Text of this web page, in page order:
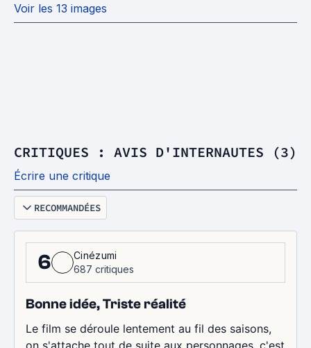
Voir les 13 images
CRITIQUES : AVIS D'INTERNAUTES (3)
Écrire une critique
RECOMMANDÉES
6
Cinézumi
687 critiques
Bonne idée, Triste réalité
Le film se déroule lentement au fil des saisons,
on s'attache tout de suite aux personnages, c'est